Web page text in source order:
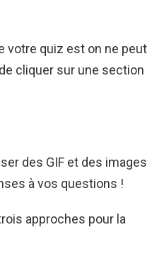
votre quiz est on ne peut
cliquer sur une section
des GIF et des images
à vos questions !
approches pour la